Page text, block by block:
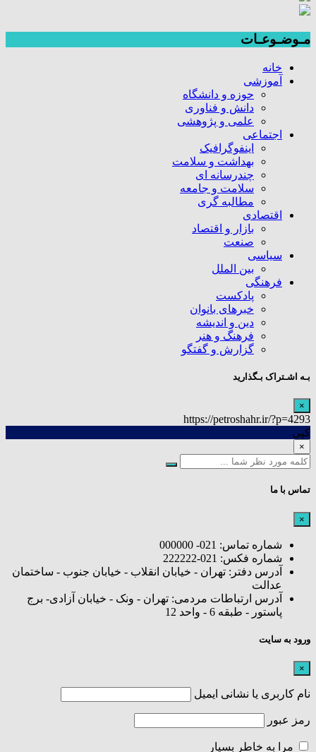
مـوضـوعـات
خانه
آموزشی
حوزه و دانشگاه
دانش و فناوری
علمی و پژوهشی
اجتماعی
اینفوگرافیک
بهداشت و سلامت
چندرسانه ای
سلامت و جامعه
مطالبه گری
اقتصادی
بازار و اقتصاد
صنعت
سیاسی
بین الملل
فرهنگی
پادکست
خبرهای بانوان
دین و اندیشه
فرهنگ و هنر
گزارش و گفتگو
بـه اشـتراک بـگذارید
×
https://petroshahr.ir/?p=4293
کپی
×
تماس با ما
×
شماره تماس: 021- 000000
شماره فکس: 021-222222
آدرس دفتر: تهران - خیابان انقلاب - خیابان جنوب - ساختمان
عدالت
آدرس ارتباطات مردمی: تهران - ونک - خیابان آزادی- برج
پاستور - طبقه 6 - واحد 12
ورود به سایت
×
نام کاربری یا نشانی ایمیل
رمز عبور
مرا به خاطر بسپار